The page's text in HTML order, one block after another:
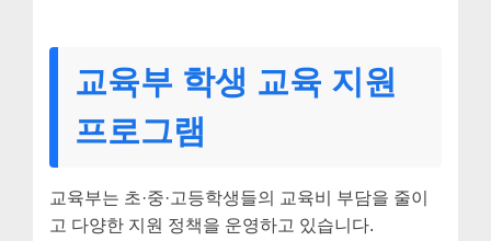
교육부 학생 교육 지원
프로그램
교육부는 초·중·고등학생들의 교육비 부담을 줄이
고 다양한 지원 정책을 운영하고 있습니다.